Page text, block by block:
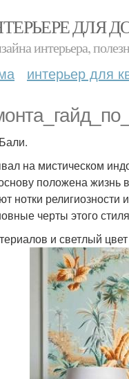
ДЛЯ
интерьера,
интерьер для
на мистическом
положена жизнь
нотки
черты этого
и светлый цвет